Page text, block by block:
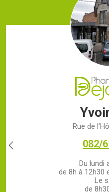
Rue de
082/
Du lundi
de 8h à 12h30
Le
de